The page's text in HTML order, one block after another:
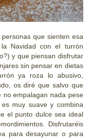
que sienten esa
Navidad con el turrón
y que piensan disfrutar
sin pensar en dietas
ya roza lo abusivo,
os diré que salvo que
empalagan nada pese
muy suave y combina
el punto dulce sea ideal
Disfrutaréis
para desayunar o para